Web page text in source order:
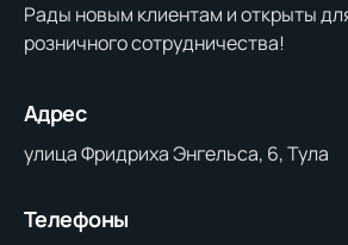
Рады новым клиентам и открыты
розничного сотрудничества!
Адрес
улица Фридриха Энгельса, 6, Тула
Телефоны